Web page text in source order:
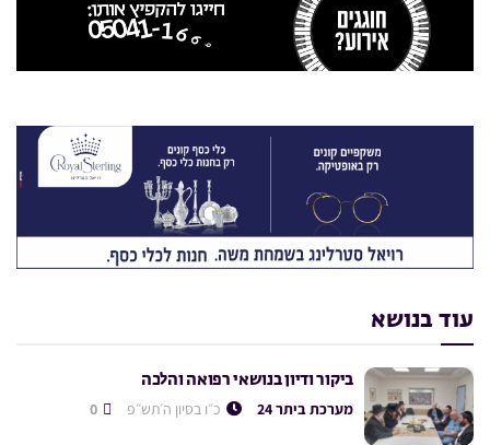
עוד בנושא
ביקור ודיון בנושאי רפואה והלכה
מערכת ביתר 24 כ״ו בסיון ה׳תש״פ